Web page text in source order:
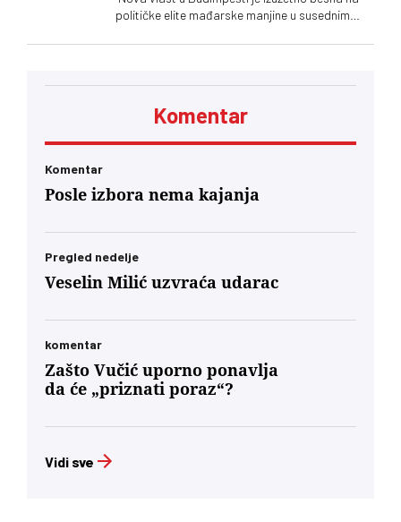
političke elite mađarske manjine u susednim
Kelemenu Hunoru u Rumuniji bila je jasna: ‘Sada
biti prijatno. Dobićete znatno manje novca pod
minuta bili lojalni, entuzijastični saučesnici
verovatno nositi veću političku težinu od glasa
Mađara u Subotici. To jeste politički škakljivo,
usidrena u 21. vek – svesno odvojena od
toksične prošlosti koja nam je trovala društvo
Komentar
Komentar
Posle izbora nema kajanja
Pregled nedelje
Veselin Milić uzvraća udarac
komentar
Zašto Vučić uporno ponavlja
da će „priznati poraz“?
Vidi sve